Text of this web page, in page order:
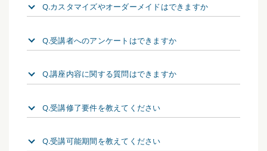
Q.カスタマイズやオーダーメイドはできますか
Q.受講者へのアンケートはできますか
Q.講座内容に関する質問はできますか
Q.受講修了要件を教えてください
Q.受講可能期間を教えてください